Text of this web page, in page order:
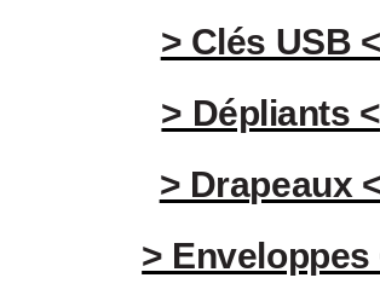
> Clés USB <
> Dépliants <
> Drapeaux
> Enveloppes